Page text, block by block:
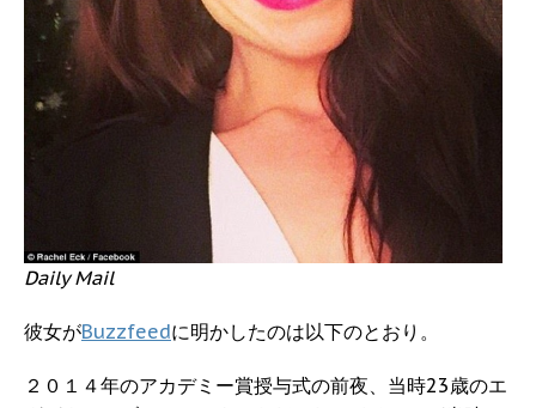
Daily Mail
彼女がBuzzfeedに明かしたのは以下のとおり。
２０１４年のアカデミー賞授与式の前夜、当時23歳のエ